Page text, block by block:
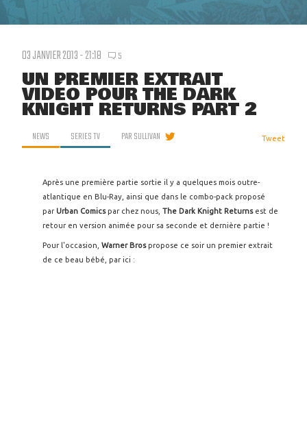
03 JANVIER 2013 - 21:18 5
UN PREMIER EXTRAIT
VIDÉO POUR THE DARK
KNIGHT RETURNS PART 2
NEWS SERIES TV PARSULLIVAN Tweet
Après une première partie sortie il y a quelques mois outre-
atlantique en Blu-Ray, ainsi que dans le combo-pack proposé
parUrban Comicspar chez nous, The Dark Knight Returns est de
retour en version animée pour sa seconde et dernière partie !
Pour l'occasion, Warner Brospropose ce soir un premier extrait
de ce beau bébé, par ici :